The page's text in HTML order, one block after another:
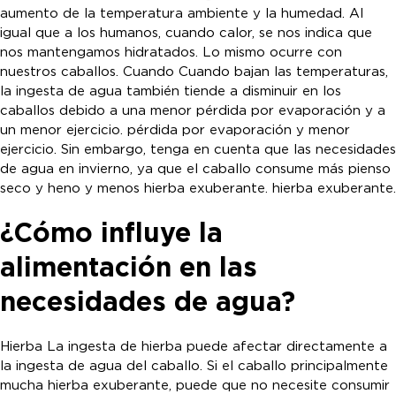
aumento de la temperatura ambiente y la humedad. Al
igual que a los humanos, cuando calor, se nos indica que
nos mantengamos hidratados. Lo mismo ocurre con
nuestros caballos. Cuando Cuando bajan las temperaturas,
la ingesta de agua también tiende a disminuir en los
caballos debido a una menor pérdida por evaporación y a
un menor ejercicio. pérdida por evaporación y menor
ejercicio. Sin embargo, tenga en cuenta que las necesidades
de agua en invierno, ya que el caballo consume más pienso
seco y heno y menos hierba exuberante. hierba exuberante.
¿Cómo influye la
alimentación en las
necesidades de agua?
Hierba La ingesta de hierba puede afectar directamente a
la ingesta de agua del caballo. Si el caballo principalmente
mucha hierba exuberante, puede que no necesite consumir